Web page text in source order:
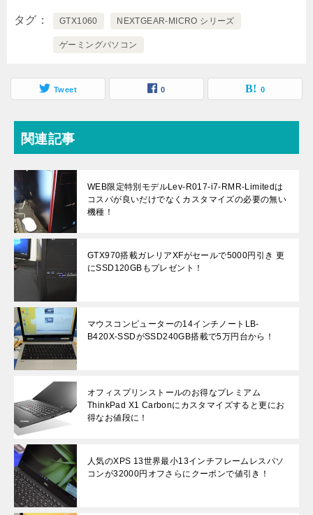
タグ GTX1060 NEXTGEAR-MICRO シリーズ
ゲーミングパソコン
Tweet 0 0
関連記事
WEB限定特別モデルLev-R017-i7-RMR-Limitedは
コスパが良いだけでなくカスタマイズの必要の無い
機種！
GTX970搭載ガレリアXFがセールで5000円引き 更
にSSD120GBもプレゼント！
マウスコンピューターの14インチノートLB-
B420X-SSDがSSD240GB搭載で5万円台から！
オフィスプリンストールのお得なプレミアム
ThinkPad X1 Carbonにカスタマイズすると更にお
得なお値段に！
人気のXPS 13世界最小13インチフレームレスパソ
コンが32000円オフさらにクーポンで値引き！